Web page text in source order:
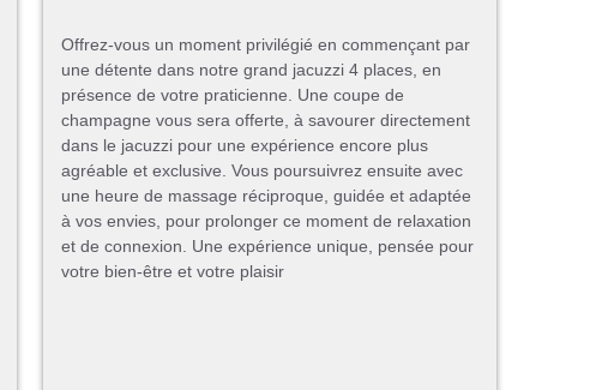
Offrez-vous un moment privilégié en commençant par
une détente dans notre grand jacuzzi 4 places, en
présence de votre praticienne. Une coupe de
champagne vous sera offerte, à savourer directement
dans le jacuzzi pour une expérience encore plus
agréable et exclusive. Vous poursuivrez ensuite avec
une heure de massage réciproque, guidée et adaptée
à vos envies, pour prolonger ce moment de relaxation
et de connexion. Une expérience unique, pensée pour
votre bien-être et votre plaisir